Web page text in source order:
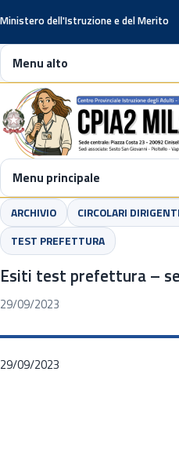
Ministero dell'Istruzione e del Merito
Menu alto
Menu principale
ARCHIVIO CIRCOLARI
TEST PREFETTURA
Esiti test prefettura –
29/09/2023
29/09/2023